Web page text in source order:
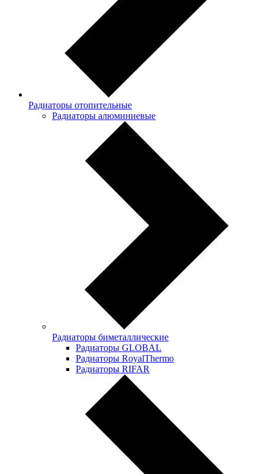
Радиаторы отопительные
Радиаторы алюминиевые
Радиаторы биметаллические
Радиаторы GLOBAL
Радиаторы RoyalThermo
Радиаторы RIFAR